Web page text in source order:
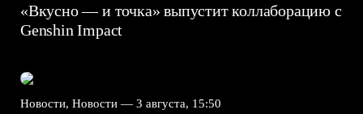
«Вкусно — и точка» выпустит коллаборацию с
Genshin Impact⁠⁠
Новости, Новости — 3 августа, 15:50